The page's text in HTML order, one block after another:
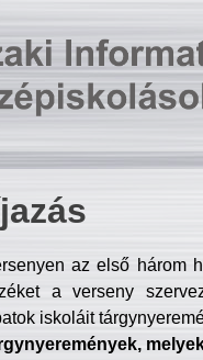
az első három
a verseny
iskoláit